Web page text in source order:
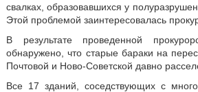
свалках, образовавшихся у
Этой проблемой заинтересовалась
В результате проведенной
обнаружено, что старые бараки на
Почтовой и Ново-Советской давно
Все 17 зданий, соседствующих с